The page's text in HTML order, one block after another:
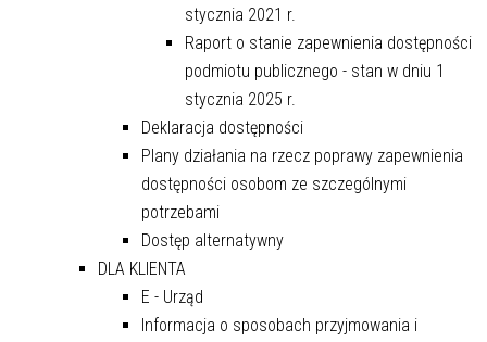
stycznia 2021 r.
Raport o stanie zapewnienia dostępności
podmiotu publicznego - stan w dniu 1
stycznia 2025 r.
Deklaracja dostępności
Plany działania na rzecz poprawy zapewnienia
dostępności osobom ze szczególnymi
potrzebami
Dostęp alternatywny
DLA KLIENTA
E - Urząd
Informacja o sposobach przyjmowania i